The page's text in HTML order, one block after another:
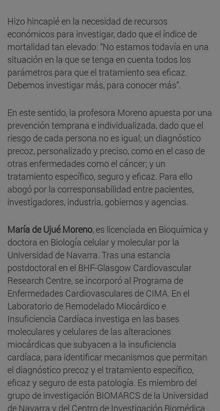
Hizo hincapié en la necesidad de recursos
económicos para investigar, dado que el índice de
mortalidad tan elevado: “No estamos todavía en una
situación en la que se tenga en cuenta todos los
parámetros para que el tratamiento sea eficaz.
Debemos investigar más, para conocer más”.
En este sentido, la profesora Moreno apuesta por una
prevención temprana e individualizada, dado que el
riesgo de cada persona no es igual; un diagnóstico
precoz, personalizado y preciso, como en el caso de
otras enfermedades como el cáncer; y un
tratamiento específico, seguro y eficaz. Para ello
abogó por la corresponsabilidad entre pacientes,
investigadores, industria, gobiernos y agencias.
María de Ujué Moreno, es licenciada en Bioquímica y
doctora en Biología celular y molecular por la
Universidad de Navarra. Tras una estancia
postdoctoral en el BHF-Glasgow Cardiovascular
Research Centre, se incorporó al Programa de
Enfermedades Cardiovasculares de CIMA. En el
Laboratorio de Remodelado Miocárdico e
Insuficiencia Cardíaca investiga en las bases
moleculares y celulares de las alteraciones
miocárdicas que subyacen a la insuficiencia
cardíaca, para identificar mecanismos que permitan
el diagnóstico precoz y el tratamiento específico,
eficaz y seguro de esta patología. Es miembro del
grupo de investigación BIOMARCS de la Universidad
de Navarra y del Centro de Investigación Biomédica